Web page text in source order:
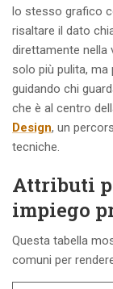
lo stesso grafico
risaltare il dato
direttamente nella
solo più pulita, ma
guidando chi
che è al centro
Design, un
tecniche.
Attributi
impiego
Questa tabella
comuni per